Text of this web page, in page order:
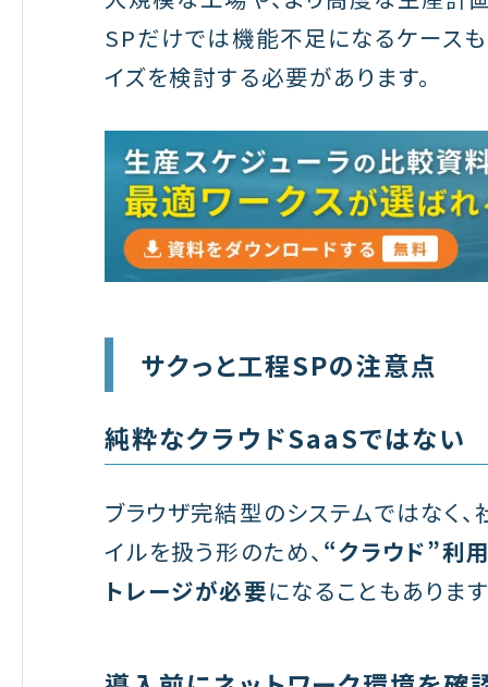
SPだけでは機能不足になるケース
イズを検討する必要があります。
サクっと工程SPの注意点
純粋なクラウドSaaSではない
ブラウザ完結型のシステムではなく
イルを扱う形のため、 “クラウド”利
トレージが必要になることもあります